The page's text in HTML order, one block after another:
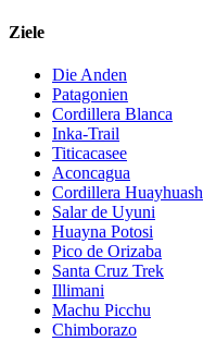
Ziele
Die Anden
Patagonien
Cordillera Blanca
Inka-Trail
Titicacasee
Aconcagua
Cordillera Huayhuash
Salar de Uyuni
Huayna Potosi
Pico de Orizaba
Santa Cruz Trek
Illimani
Machu Picchu
Chimborazo